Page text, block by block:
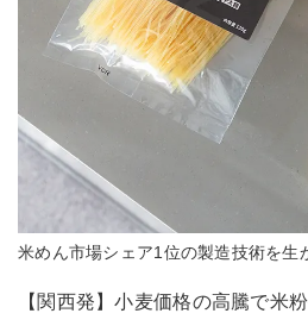
米めん市場シェア1位の製造技術を生
【関西発】小麦価格の高騰で米